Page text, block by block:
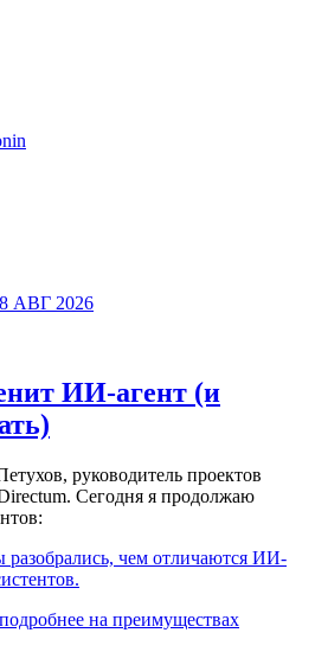
2026
ИИ‑агент (и
руководитель проектов
Сегодня я продолжаю
разобрались, чем отличаются ИИ-
на преимуществах